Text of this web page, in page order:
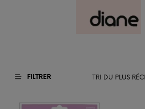
FILTRER